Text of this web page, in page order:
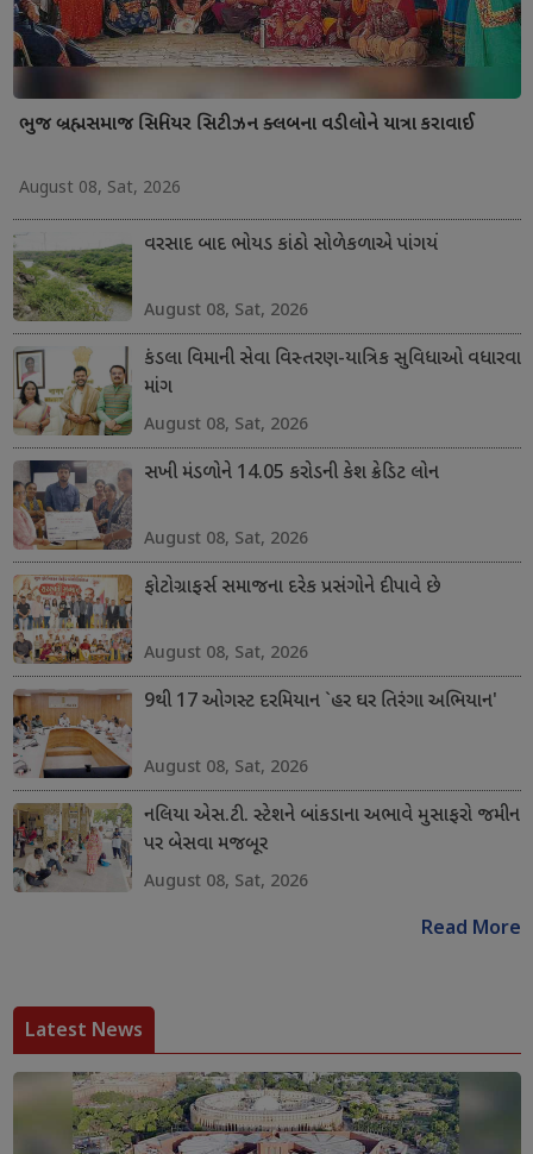
ભુજ બ્રહ્મસમાજ સિનિયર સિટીઝન ક્લબના વડીલોને યાત્રા કરાવાઈ
August 08, Sat, 2026
વરસાદ બાદ ભોયડ કાંઠો સોળેકળાએ પાંગર્યો
August 08, Sat, 2026
કંડલા વિમાની સેવા વિસ્તરણ-યાત્રિક સુવિધાઓ વધારવા
માંગ
August 08, Sat, 2026
સખી મંડળોને 14.05 કરોડની કેશ ક્રેડિટ લોન
August 08, Sat, 2026
ફોટોગ્રાફર્સ સમાજના દરેક પ્રસંગોને દીપાવે છે
August 08, Sat, 2026
9થી 17 ઓગસ્ટ દરમિયાન `હર ઘર તિરંગા અભિયાન'
August 08, Sat, 2026
નલિયા એસ.ટી. સ્ટેશને બાંકડાના અભાવે મુસાફરો જમીન
પર બેસવા મજબૂર
August 08, Sat, 2026
Read More
Latest News